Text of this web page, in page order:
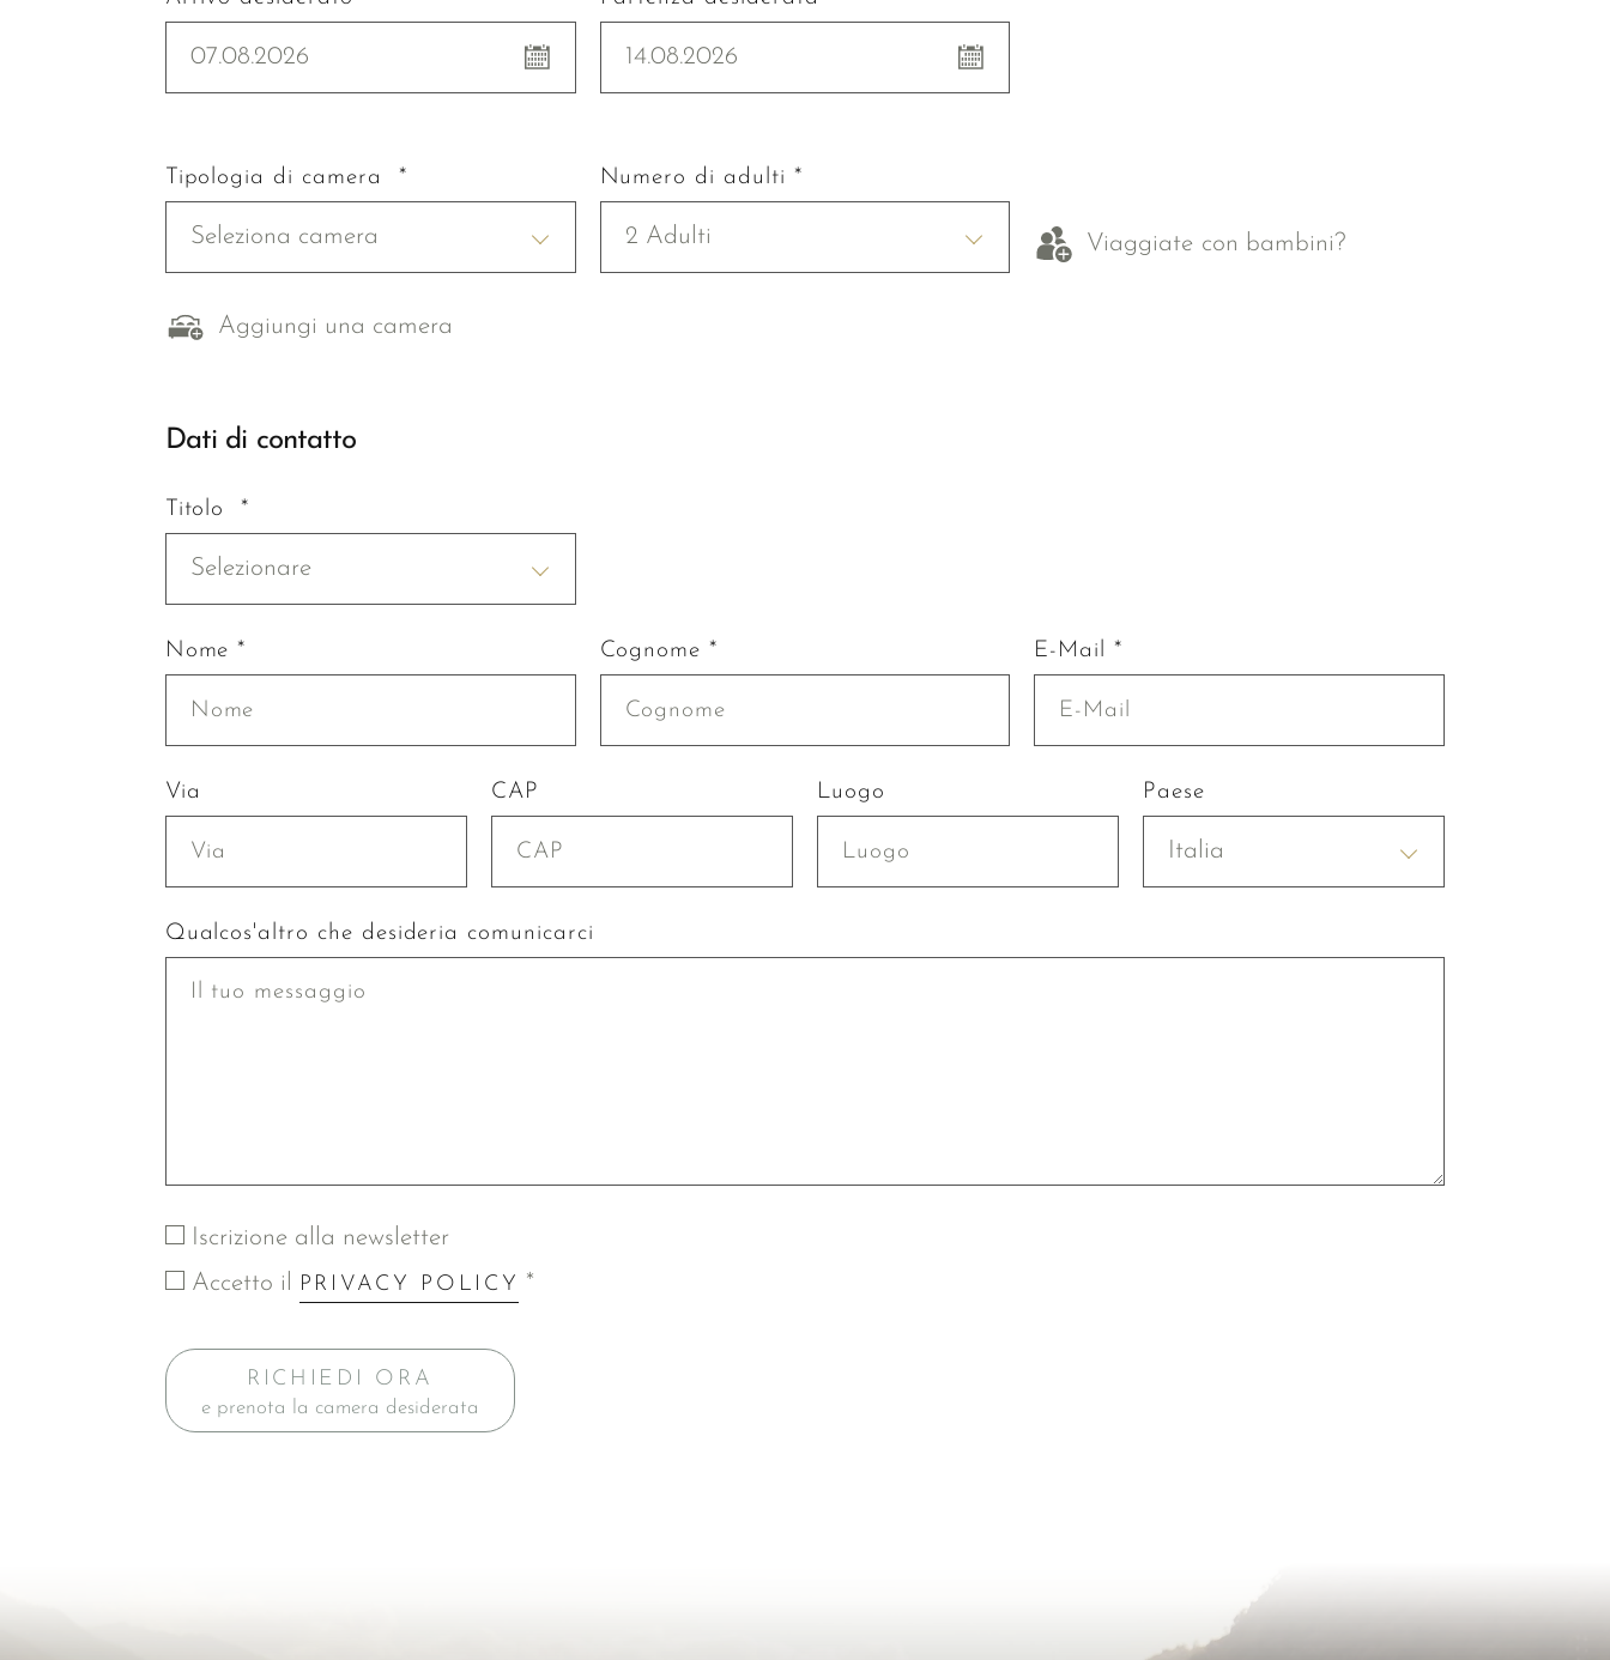
07.08.2026 14.08.2026
Tipologia di camera *
Seleziona camera
Numero di adulti *
2 Adulti Viaggiate con bambini?
Aggiungi una camera
Dati di contatto
Titolo *
Selezionare
Nome * Cognome * E-Mail *
Via CAP Luogo Paese
Italia
Qualcos'altro che desideria comunicarci
Iscrizione alla newsletter
Accetto il
PRIVACY POLICY *
RICHIEDI ORA
e prenota la camera desiderata